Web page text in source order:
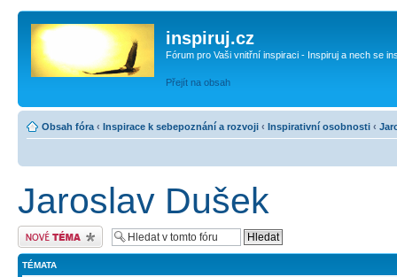
inspiruj.cz
Fórum pro Vaši vnitřní inspiraci - Inspiruj a nech se
Přejít na obsah
Obsah fóra ‹ Inspirace k sebepoznání a rozvoji ‹ Inspirativní osobnosti ‹
Jaroslav Dušek
Odeslat nové téma
TÉMATA